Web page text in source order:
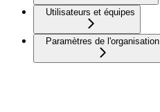
Utilisateurs et équipes
Paramètres de l'organisation